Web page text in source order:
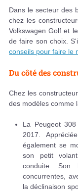
Dans le secteur des
chez les
Volkswagen Golf et
de faire son choix.
conseils pour faire le
Du côté des
Chez les
des modèles comme
La Peugeot
2017.
également se
son petit
conduite.
concurrentes,
la déclinaison